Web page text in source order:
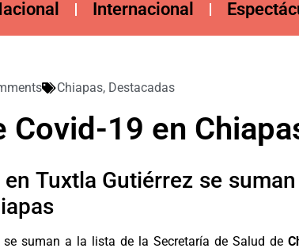
Internacional
Chiapas, Destacadas
Covid-19 en
Tuxtla Gutiérrez se
se suman a la lista de la Secretaría de Salud de